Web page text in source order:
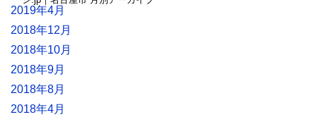
2019年4月
2018年12月
2018年10月
2018年9月
2018年8月
2018年4月